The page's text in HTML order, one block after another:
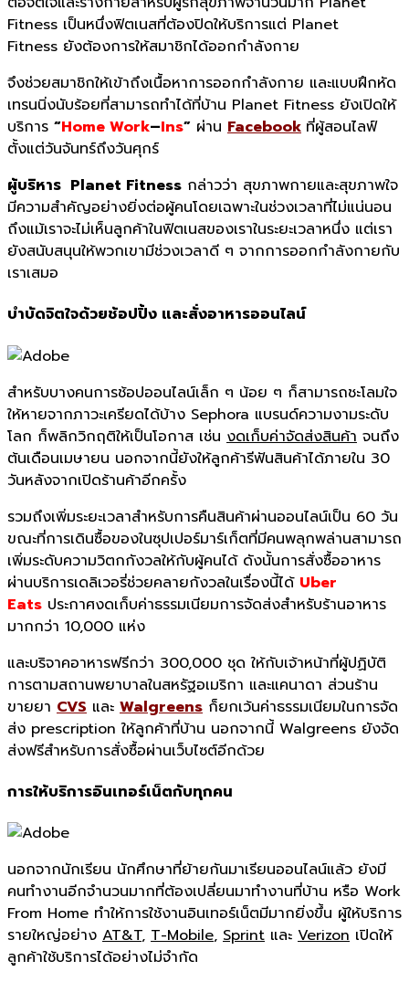
Fitness เป็นหนึ่งฟิตเนสที่ต้องปิดให้บริการแต่ Planet
Fitness ยังต้องการให้สมาชิกได้ออกกำลังกาย
จึงช่วยสมาชิกให้เข้าถึงเนื้อหาการออกกำลังกาย และแบบฝึกหัด
เทรนนิ่งนับร้อยที่สามารถทำได้ที่บ้าน Planet Fitness ยังเปิดให้
บริการ “Home Work–Ins” ผ่าน Facebook ที่ผู้สอนไลฟ์
ตั้งแต่วันจันทร์ถึงวันศุกร์
ผู้บริหาร Planet Fitness กล่าวว่า สุขภาพกายและสุขภาพใจ
มีความสำคัญอย่างยิ่งต่อผู้คนโดยเฉพาะในช่วงเวลาที่ไม่แน่นอน
ถึงแม้เราจะไม่เห็นลูกค้าในฟิตเนสของเราในระยะเวลาหนึ่ง แต่เรา
ยังสนับสนุนให้พวกเขามีช่วงเวลาดี ๆ จากการออกกำลังกายกับ
เราเสมอ
บำบัดจิตใจด้วยช้อปปิ้ง และสั่งอาหารออนไลน์
สำหรับบางคนการช้อปออนไลน์เล็ก ๆ น้อย ๆ ก็สามารถชะโลมใจ
ให้หายจากภาวะเครียดได้บ้าง Sephora แบรนด์ความงามระดับ
โลก ก็พลิกวิกฤติให้เป็นโอกาส เช่น งดเก็บค่าจัดส่งสินค้า จนถึง
ต้นเดือนเมษายน นอกจากนี้ยังให้ลูกค้ารีฟันสินค้าได้ภายใน 30
วันหลังจากเปิดร้านค้าอีกครั้ง
รวมถึงเพิ่มระยะเวลาสำหรับการคืนสินค้าผ่านออนไลน์เป็น 60 วัน
ขณะที่การเดินซื้อของในซุปเปอร์มาร์เก็ตที่มีคนพลุกพล่านสามารถ
เพิ่มระดับความวิตกกังวลให้กับผู้คนได้ ดังนั้นการสั่งซื้ออาหาร
ผ่านบริการเดลิเวอรี่ช่วยคลายกังวลในเรื่องนี้ได้ Uber
Eats ประกาศงดเก็บค่าธรรมเนียมการจัดส่งสำหรับร้านอาหาร
มากกว่า 10,000 แห่ง
และบริจาคอาหารฟรีกว่า 300,000 ชุด ให้กับเจ้าหน้าที่ผู้ปฏิบัติ
การตามสถานพยาบาลในสหรัฐอเมริกา และแคนาดา ส่วนร้าน
ขายยา CVS และ Walgreens ก็ยกเว้นค่าธรรมเนียมในการจัด
ส่ง prescription ให้ลูกค้าที่บ้าน นอกจากนี้ Walgreens ยังจัด
ส่งฟรีสำหรับการสั่งซื้อผ่านเว็บไซต์อีกด้วย
การให้บริการอินเทอร์เน็ตกับทุกคน
นอกจากนักเรียน นักศึกษาที่ย้ายกันมาเรียนออนไลน์แล้ว ยังมี
คนทำงานอีกจำนวนมากที่ต้องเปลี่ยนมาทำงานที่บ้าน หรือ Work
From Home ทำให้การใช้งานอินเทอร์เน็ตมีมากยิ่งขึ้น ผู้ให้บริการ
รายใหญ่อย่าง AT&T, T-Mobile, Sprint และ Verizon เปิดให้
ลูกค้าใช้บริการได้อย่างไม่จำกัด